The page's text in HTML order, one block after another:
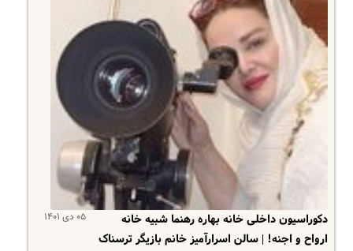
۰۵ دی ۱۴۰۱
دکوراسیون داخلی خانه بهاره رهنما شبیه خانه
ارواح و اجنه! | سالن اسرارآمیز خانم بازیگر ترسناک